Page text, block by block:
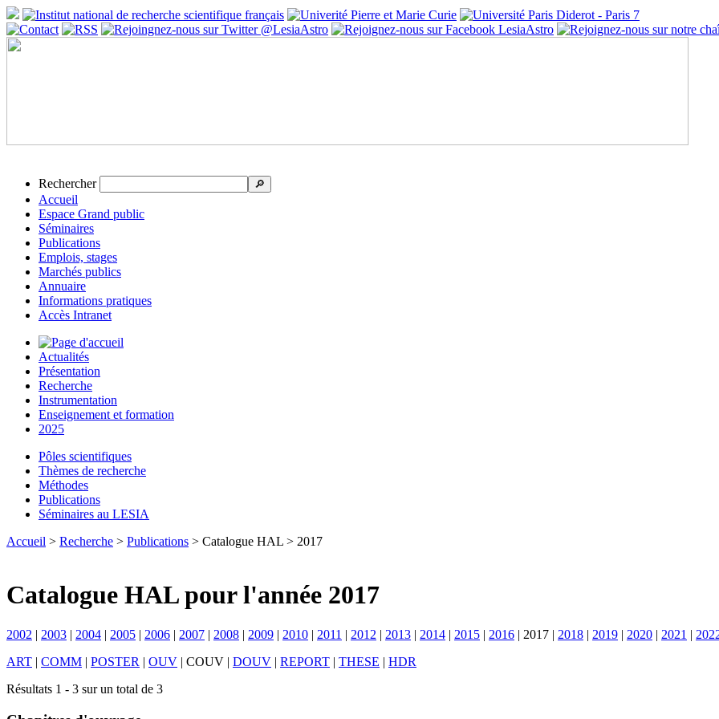
Rechercher 🔎
Accueil
Espace Grand public
Séminaires
Publications
Emplois, stages
Marchés publics
Annuaire
Informations pratiques
Accès Intranet
Actualités
Présentation
Recherche
Instrumentation
Enseignement et formation
2025
Pôles scientifiques
Thèmes de recherche
Méthodes
Publications
Séminaires au LESIA
Accueil > Recherche > Publications > Catalogue HAL > 2017
Catalogue HAL pour l'année 2017
2002 | 2003 | 2004 | 2005 | 2006 | 2007 | 2008 | 2009 | 2010 | 2011 | 2012 | 2013 | 2014 | 2015 | 2016 | 2017 | 2018 | 2019 | 2020 | 2021 |
ART | COMM | POSTER | OUV | COUV | DOUV | REPORT | THESE | HDR
Résultats 1 - 3 sur un total de 3